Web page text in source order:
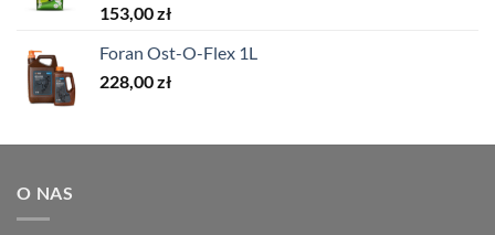
153,00zł
Foran Ost-O-Flex 1L
228,00zł
O NAS